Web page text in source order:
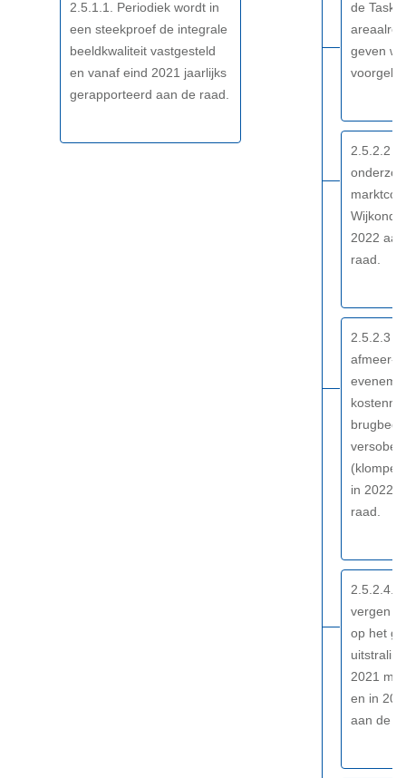
onderhouden
2.5.1.1. Periodiek wordt in
een steekproef de integrale
beeldkwaliteit vastgesteld
en vanaf eind 2021 jaarlijks
gerapporteerd aan de raad.
de
geven
2.5.2.2
2022
raad.
2.5.2.3
afmeer-
in 2022
raad.
2.5.2.4.
vergen
op het
2021
en in
aan de